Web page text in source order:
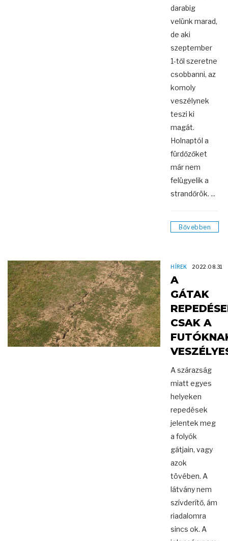
darabig
velünk marad,
de aki
szeptember
1-től szeretne
csobbanni, az
komoly
veszélynek
teszi ki
magát.
Holnaptól a
fürdőzőket
már nem
felügyelik a
strandőrök. ...
Bővebben
HÍREK 2022.08.31
A
GÁTAK
CSAK A
A szárazság
miatt egyes
helyeken
repedések
jelentek meg
a folyók
gátjain, vagy
azok
tövében. A
látvány nem
szívderítő, ám
riadalomra
sincs ok. A